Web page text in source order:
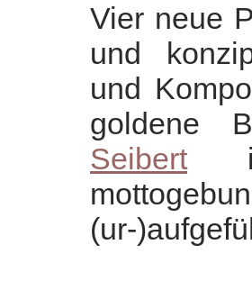
Vier neue
und
und
goldene
Seibert
(ur-